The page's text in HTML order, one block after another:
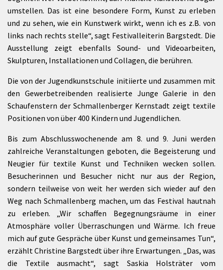
umstellen. Das ist eine besondere Form, Kunst zu erleben
und zu sehen, wie ein Kunstwerk wirkt, wenn ich es z.B. von
links nach rechts stelle“, sagt Festivalleiterin Bargstedt. Die
Ausstellung zeigt ebenfalls Sound- und Videoarbeiten,
Skulpturen, Installationen und Collagen, die berühren.
Die von der Jugendkunstschule initiierte und zusammen mit
den Gewerbetreibenden realisierte Junge Galerie in den
Schaufenstern der Schmallenberger Kernstadt zeigt textile
Positionen von über 400 Kindern und Jugendlichen.
Bis zum Abschlusswochenende am 8. und 9. Juni werden
zahlreiche Veranstaltungen geboten, die Begeisterung und
Neugier für textile Kunst und Techniken wecken sollen.
Besucherinnen und Besucher nicht nur aus der Region,
sondern teilweise von weit her werden sich wieder auf den
Weg nach Schmallenberg machen, um das Festival hautnah
zu erleben. „Wir schaffen Begegnungsräume in einer
Atmosphäre voller Überraschungen und Wärme. Ich freue
mich auf gute Gespräche über Kunst und gemeinsames Tun“,
erzählt Christine Bargstedt über ihre Erwartungen. „Das, was
die Textile ausmacht“, sagt Saskia Holsträter vom